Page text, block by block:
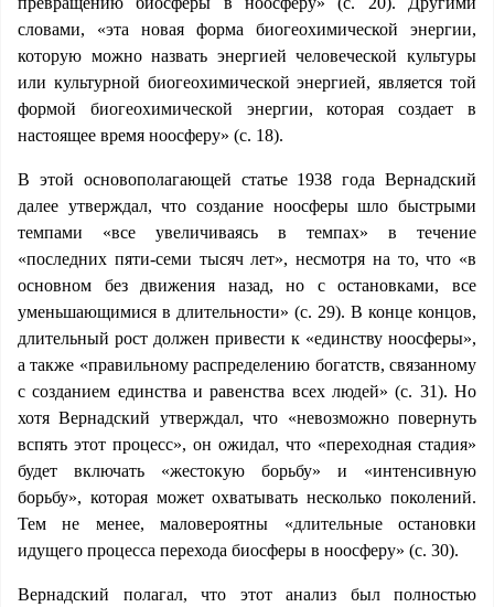
словами, «эта новая форма биогеохимической энергии,
которую можно назвать энергией человеческой культуры
или культурной биогеохимической энергией, является той
формой биогеохимической энергии, которая создает в
настоящее время ноосферу» (с. 18).
В этой основополагающей статье 1938 года Вернадский
далее утверждал, что создание ноосферы шло быстрыми
темпами «все увеличиваясь в темпах» в течение
«последних пяти-семи тысяч лет», несмотря на то, что «в
основном без движения назад, но с остановками, все
уменьшающимися в длительности» (с. 29). В конце концов,
длительный рост должен привести к «единству ноосферы»,
а также «правильному распределению богатств, связанному
с созданием единства и равенства всех людей» (с. 31). Но
хотя Вернадский утверждал, что «невозможно повернуть
вспять этот процесс», он ожидал, что «переходная стадия»
будет включать «жестокую борьбу» и «интенсивную
борьбу», которая может охватывать несколько поколений.
Тем не менее, маловероятны «длительные остановки
идущего процесса перехода биосферы в ноосферу» (с. 30).
Вернадский полагал, что этот анализ был полностью